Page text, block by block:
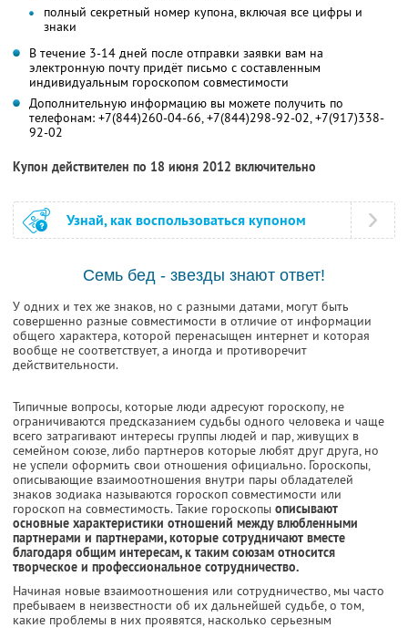
полный секретный номер купона, включая все цифры и
знаки
В течение 3-14 дней после отправки заявки вам на
электронную почту придёт письмо с составленным
индивидуальным гороскопом совместимости
Дополнительную информацию вы можете получить по
телефонам: +7(844)260-04-66, +7(844)298-92-02, +7(917)338-
92-02
Купон действителен по 18 июня 2012 включительно
Узнай, как воспользоваться купоном
Семь бед - звезды знают ответ!
У одних и тех же знаков, но с разными датами, могут быть
совершенно разные совместимости в отличие от информации
общего характера, которой перенасыщен интернет и которая
вообще не соответствует, а иногда и противоречит
действительности.
Типичные вопросы, которые люди адресуют гороскопу, не
ограничиваются предсказанием судьбы одного человека и чаще
всего затрагивают интересы группы людей и пар, живущих в
семейном союзе, либо партнеров которые любят друг друга, но
не успели оформить свои отношения официально. Гороскопы,
описывающие взаимоотношения внутри пары обладателей
знаков зодиака называются гороскоп совместимости или
гороскоп на совместимость. Такие гороскопы описывают
основные характеристики отношений между влюбленными
партнерами и партнерами, которые сотрудничают вместе
благодаря общим интересам, к таким союзам относится
творческое и профессиональное сотрудничество.
Начиная новые взаимоотношения или сотрудничество, мы часто
пребываем в неизвестности об их дальнейшей судьбе, о том,
какие проблемы в них проявятся, насколько серьезным